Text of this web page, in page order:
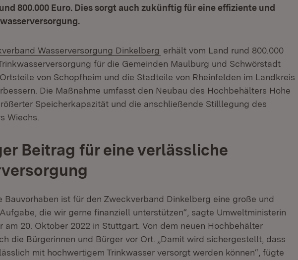
800.000 Euro. Dies sorgt auch zukünftig für eine effiziente und
Wasserversorgung Dinkelberg (Öffnet in neuem Fenster)
erhält vom Land rund 800.000
für die Gemeinden Maulburg und Schwörstadt
von Schopfheim und die Stadteile von Rhein­felden im Landkreis
Die Maßnahme umfasst den Neu­bau des Hochbehälters Hohe
Speicherkapazität und die anschließende Stilllegung des
Wiechs.
Beitrag für eine verlässliche
Bauvorhaben ist für den Zweckverband Dinkelberg eine große und
die wir gerne finanziell unterstützen“, sagte Umweltministerin
am 20. Oktober 2022 in Stuttgart. Von dem neuen Hochbehäl­ter
die Bürgerinnen und Bürger vor Ort. „Damit wird sicherge­stellt, dass
mit hochwertigem Trinkwasser versorgt werden können“, fügte